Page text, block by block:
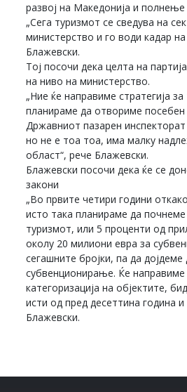
развој на Македонија и
„Сега туризмот се сведува на
министерство и го води кадар
Блажевски.
Тој посочи дека целта на
на ниво на министерство.
„Ние ќе направиме стратегија
планираме да отвориме посебен
Државниот пазарен
но не е тоа тоа, има малку
област“, рече Блажевски.
Блажевски посочи дека ќе се
закони
„Во првите четири години
исто така планираме да
туризмот, или 5 проценти од
околу 20 милиони евра за
сегашните бројки, па да
субвенционирање. Ќе
категоризација на објектите,
исти од пред десеттина година и
Блажевски.